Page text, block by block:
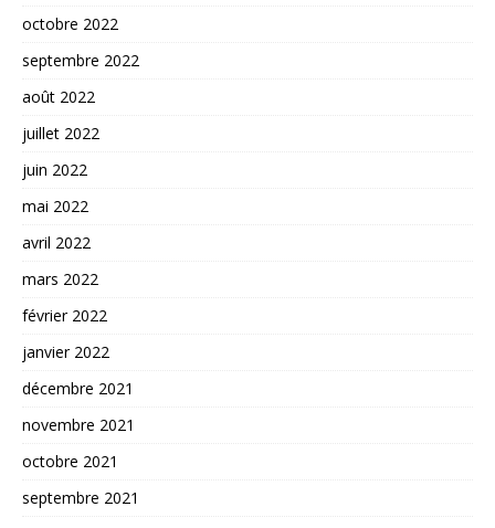
octobre 2022
septembre 2022
août 2022
juillet 2022
juin 2022
mai 2022
avril 2022
mars 2022
février 2022
janvier 2022
décembre 2021
novembre 2021
octobre 2021
septembre 2021